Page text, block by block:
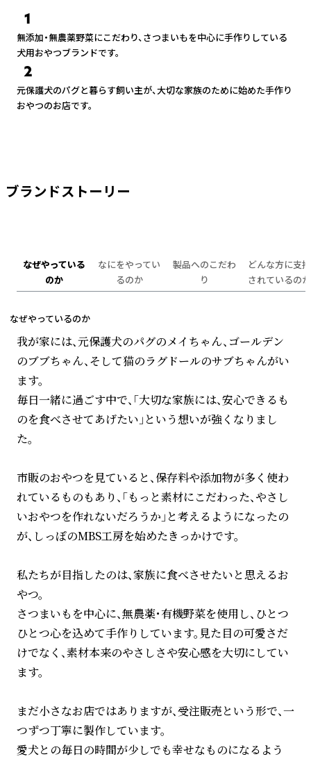
1
無添加・無農薬野菜にこだわり、さつまいもを中心に手作りしている
犬用おやつブランドです。
2
元保護犬のパグと暮らす飼い主が、大切な家族のために始めた手作り
おやつのお店です。
ブランドストーリー
なぜやっている
のか
なにをやってい
るのか
製品へのこだわ
り
どんな方に支持
されているのか
なぜやっているのか
我が家には、元保護犬のパグのメイちゃん、ゴールデン
のブブちゃん、そして猫のラグドールのサブちゃんがい
ます。
毎日一緒に過ごす中で、「大切な家族には、安心できるも
のを食べさせてあげたい」という想いが強くなりまし
た。
市販のおやつを見ていると、保存料や添加物が多く使わ
れているものもあり、「もっと素材にこだわった、やさし
いおやつを作れないだろうか」と考えるようになったの
が、しっぽのMBS工房を始めたきっかけです。
私たちが目指したのは、家族に食べさせたいと思えるお
やつ。
さつまいもを中心に、無農薬・有機野菜を使用し、ひとつ
ひとつ心を込めて手作りしています。見た目の可愛さだ
けでなく、素材本来のやさしさや安心感を大切にしてい
ます。
まだ小さなお店ではありますが、受注販売という形で、一
つずつ丁寧に製作しています。
愛犬との毎日の時間が少しでも幸せなものになるよう